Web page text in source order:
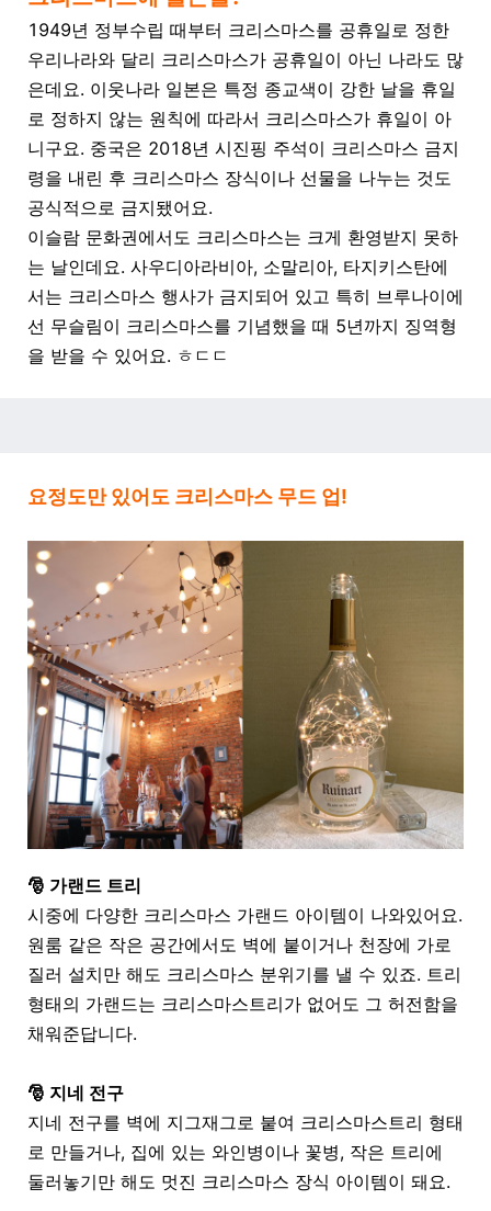
1949년 정부수립 때부터 크리스마스를 공휴일로 정한
우리나라와 달리 크리스마스가 공휴일이 아닌 나라도 많
은데요. 이웃나라 일본은 특정 종교색이 강한 날을 휴일
로 정하지 않는 원칙에 따라서 크리스마스가 휴일이 아
니구요. 중국은 2018년 시진핑 주석이 크리스마스 금지
령을 내린 후 크리스마스 장식이나 선물을 나누는 것도
공식적으로 금지됐어요.
이슬람 문화권에서도 크리스마스는 크게 환영받지 못하
는 날인데요. 사우디아라비아, 소말리아, 타지키스탄에
서는 크리스마스 행사가 금지되어 있고 특히 브루나이에
선 무슬림이 크리스마스를 기념했을 때 5년까지 징역형
을 받을 수 있어요. ㅎㄷㄷ
요정도만 있어도 크리스마스 무드 업!
🎅 가랜드 트리
시중에 다양한 크리스마스 가랜드 아이템이 나와있어요.
원룸 같은 작은 공간에서도 벽에 붙이거나 천장에 가로
질러 설치만 해도 크리스마스 분위기를 낼 수 있죠. 트리
형태의 가랜드는 크리스마스트리가 없어도 그 허전함을
채워준답니다.
🎅 지네 전구
지네 전구를 벽에 지그재그로 붙여 크리스마스트리 형태
로 만들거나, 집에 있는 와인병이나 꽃병, 작은 트리에
둘러놓기만 해도 멋진 크리스마스 장식 아이템이 돼요.